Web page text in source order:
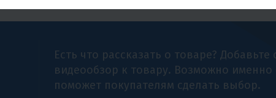
Есть что рассказать о товаре? Добавьте
видеообзор к товару. Возможно именно
поможет покупателям сделать выбор.